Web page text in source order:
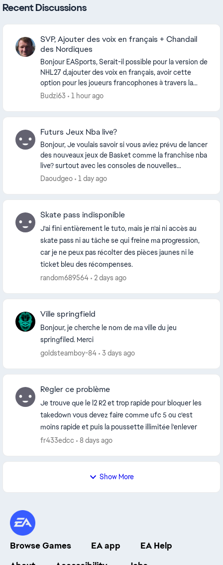
Recent Discussions
SVP, Ajouter des voix en français + Chandail
des Nordiques
Bonjour EASports, Serait-il possible pour la version de
NHL27 d,ajouter des voix en français, avoir cette
option pour les joueurs francophones à travers la
planète qui jouent à ce jeux sur les platf...
Budzi63 1 hour ago
Futurs Jeux Nba live?
Bonjour, Je voulais savoir si vous aviez prévu de lancer
des nouveaux jeux de Basket comme la franchise nba
live? surtout avec les consoles de nouvelles
Daoudgeo 1 day ago
Skate pass indisponible
J'ai fini entièrement le tuto, mais je n'ai ni accès au
skate pass ni au tâche se qui freine ma progression,
car je ne peux pas récolter des pièces jaunes ni le
ticket bleu des récompenses.
random689564
2 days ago
Ville springfield
Bonjour, je cherche le nom de ma ville du jeu
springfiled. Merci
goldsteamboy-84
3 days ago
Régler ce problème
Je trouve que le l2 R2 et trop rapide pour bloquer les
takedown vous devez faire comme ufc 5 ou c’est
moins rapide et puis la poussette illimitée l’enlever
fr433edcc
8 days ago
Show More
Browse Games EA app
EA Help